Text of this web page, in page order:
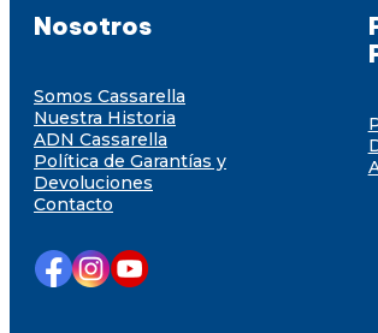
Nosotros
Somos Cassarella
Nuestra Historia
ADN Cassarella
Política de Garantías y
Devoluciones
Contacto